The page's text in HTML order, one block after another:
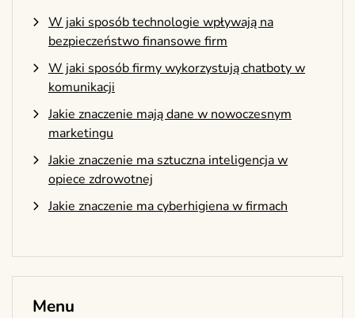
W jaki sposób technologie wpływają na
bezpieczeństwo finansowe firm
W jaki sposób firmy wykorzystują chatboty w
komunikacji
Jakie znaczenie mają dane w nowoczesnym
marketingu
Jakie znaczenie ma sztuczna inteligencja w
opiece zdrowotnej
Jakie znaczenie ma cyberhigiena w firmach
Menu